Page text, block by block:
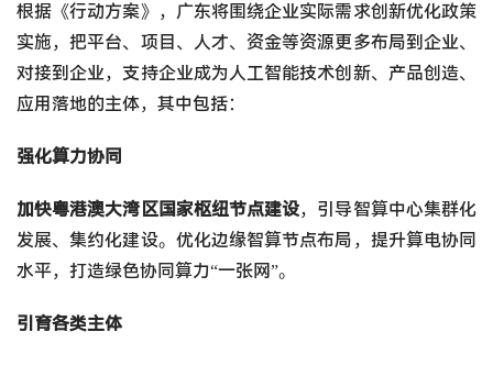
根据《行动方案》，广东将围绕企业实际需求创新优化政策
实施，把平台、项目、人才、资金等资源更多布局到企业、
对接到企业，支持企业成为人工智能技术创新、产品创造、
应用落地的主体，其中包括：
强化算力协同
加快粤港澳大湾区国家枢纽节点建设，引导智算中心集群化
发展、集约化建设。优化边缘智算节点布局，提升算电协同
水平，打造绿色协同算力“一张网”。
引育各类主体